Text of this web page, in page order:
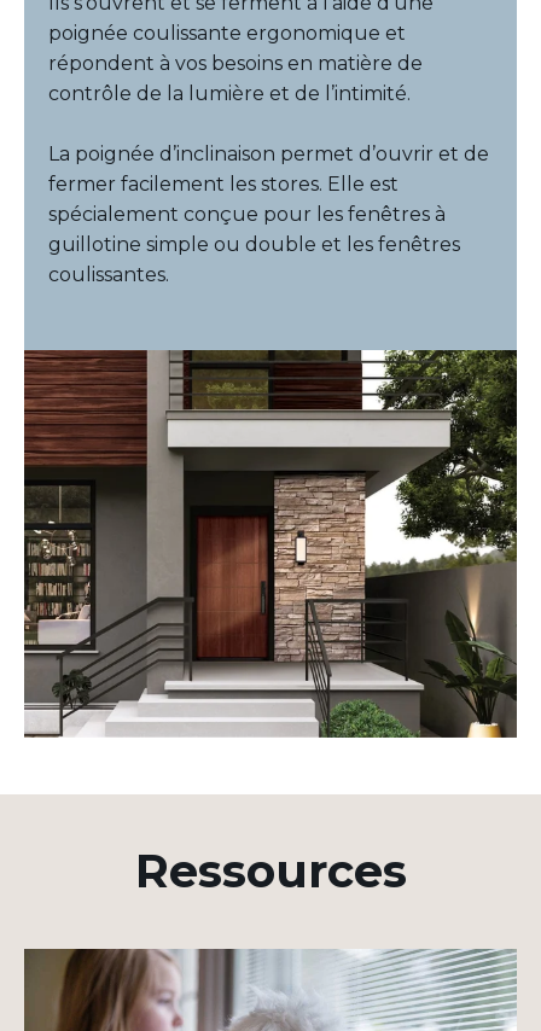
poignée coulissante ergonomique et
répondent à vos besoins en matière de
contrôle de la lumière et de l’intimité.
La poignée d’inclinaison permet d’ouvrir et de
fermer facilement les stores. Elle est
spécialement conçue pour les fenêtres à
guillotine simple ou double et les fenêtres
coulissantes.
Ressources